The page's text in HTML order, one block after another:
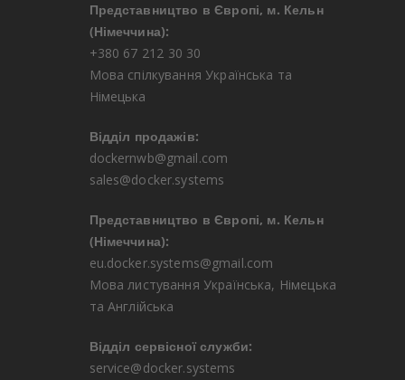
Представництво в Європі, м. Кельн
(Німеччина):
+380 67 212 30 30
Мова спілкування Українська та
Німецька
Відділ продажів:
dockernwb@gmail.com
sales@docker.systems
Представництво в Європі, м. Кельн
(Німеччина):
eu.docker.systems@gmail.com
Мова листування Українська, Німецька
та Англійська
Відділ сервісної служби:
service@docker.systems